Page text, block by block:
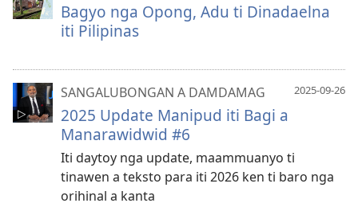
Bagyo nga Opong, Adu ti Dinadaelna
iti Pilipinas
2025-09-26
SANGALUBONGAN A DAMDAMAG
2025 Update Manipud iti Bagi a
Manarawidwid #6
Iti daytoy nga update, maammuanyo ti
tinawen a teksto para iti 2026 ken ti baro nga
orihinal a kanta